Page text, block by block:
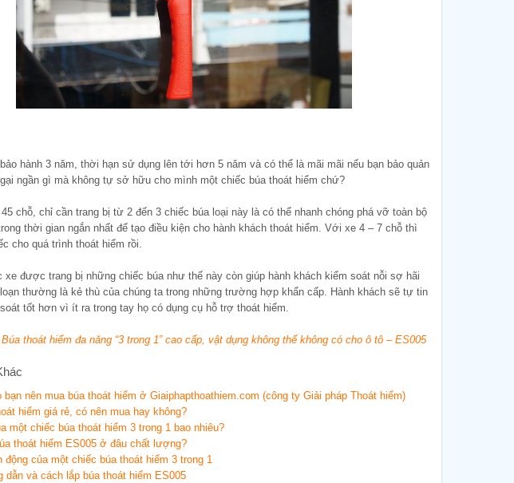
hành 3 năm, thời hạn sử dụng lên tới hơn 5 năm và có thể là mãi mãi nếu bạn bảo quản
ngần gì mà không tự sở hữu cho mình một chiếc búa thoát hiểm chứ?
chỗ, chỉ cần trang bị từ 2 đến 3 chiếc búa loại này là có thể nhanh chóng phá vỡ toàn bộ
thời gian ngắn nhất để tạo điều kiện cho hành khách thoát hiểm. Với xe 4 – 7 chỗ thì
cho quá trình thoát hiểm rồi.
xe được trang bị những chiếc búa như thế này còn giúp hành khách kiểm soát nỗi sợ hãi
thường là kẻ thù của chúng ta trong những trường hợp khẩn cấp. Hành khách sẽ tự tin
tốt hơn vì ít ra trong tay họ có dụng cụ hỗ trợ thoát hiểm.
Búa thoát hiểm đa năng “3 trong 1” cao cấp, vật dụng không thể không có cho ô tô – ES005
bạn nên mua búa thoát hiểm ở Giaiphapthoathiem.com (công ty Giải pháp Thoát hiểm)
hiểm giá rẻ, có nên mua hay không?
một chiếc búa thoát hiểm 3 trong 1 bao nhiêu?
thoát hiểm ES005 ở đâu chất lượng?
động của một chiếc búa thoát hiểm 3 trong 1
dẫn và cách lắp búa thoát hiểm ES005